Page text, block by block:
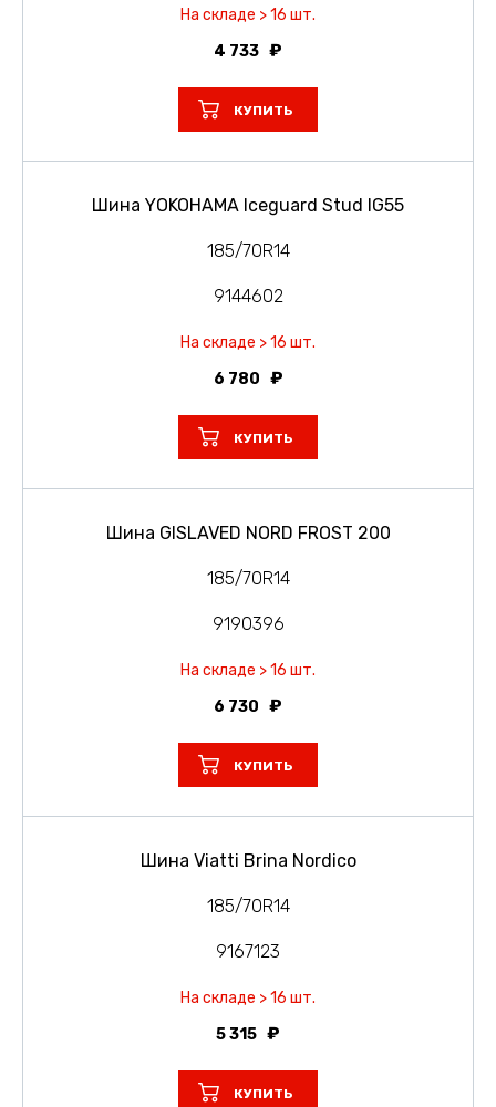
На складе > 16 шт.
4 733
КУПИТЬ
Шина YOKOHAMA Iceguard Stud IG55
185/70R14
9144602
На складе > 16 шт.
6 780
КУПИТЬ
Шина GISLAVED NORD FROST 200
185/70R14
9190396
На складе > 16 шт.
6 730
КУПИТЬ
Шина Viatti Brina Nordico
185/70R14
9167123
На складе > 16 шт.
5 315
КУПИТЬ